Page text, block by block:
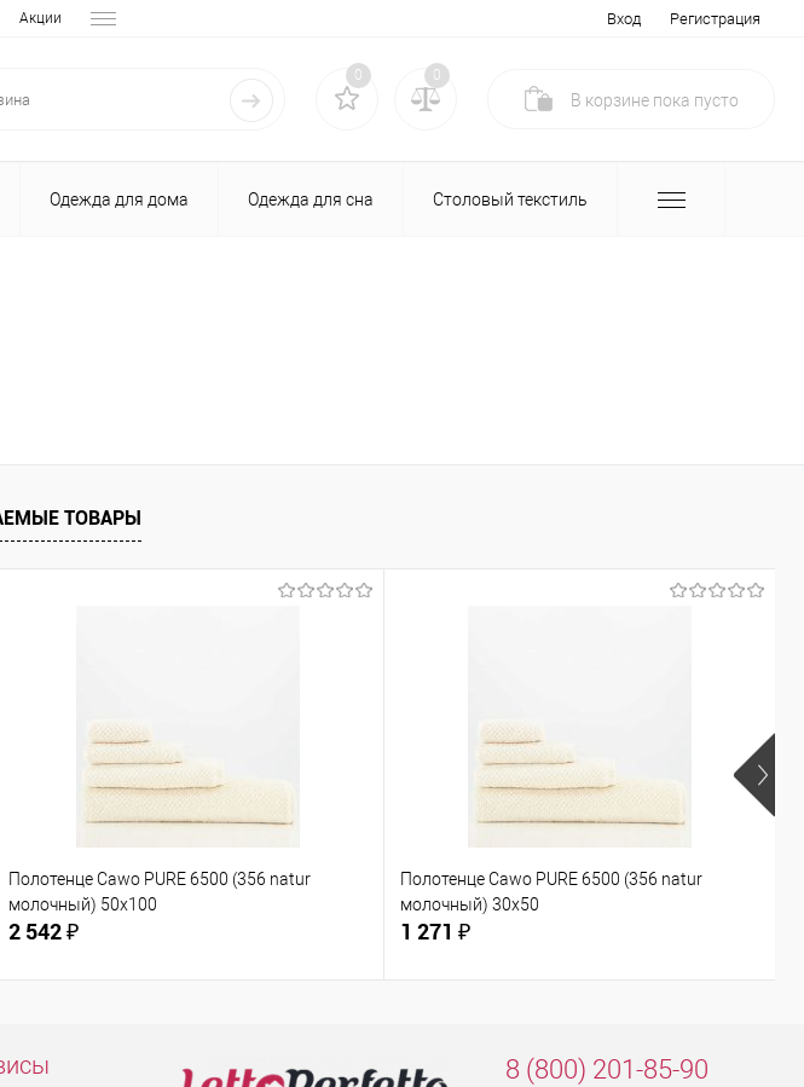
Акции Вход Регистрация
0 0
В корзине пока пусто
Одежда для дома Одежда для сна Столовый текстиль
ТОВАРЫ
Полотенце Cawo PURE 6500 (356 natur
молочный) 50x100
2 542 ₽
Полотенце Cawo PURE 6500 (356 natur
молочный) 30x50
1 271 ₽
8 (800) 201-85-90